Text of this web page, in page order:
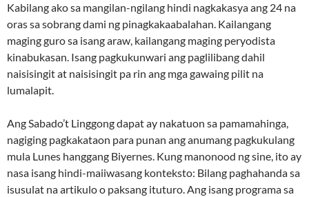
Kabilang ako sa mangilan-ngilang hindi nagkakasya ang 24 na
oras sa sobrang dami ng pinagkakaabalahan. Kailangang
maging guro sa isang araw, kailangang maging peryodista
kinabukasan. Isang pagkukunwari ang paglilibang dahil
naisisingit at naisisingit pa rin ang mga gawaing pilit na
lumalapit.
Ang Sabado’t Linggong dapat ay nakatuon sa pamamahinga,
nagiging pagkakataon para punan ang anumang pagkukulang
mula Lunes hanggang Biyernes. Kung manonood ng sine, ito ay
nasa isang hindi-maiiwasang konteksto: Bilang paghahanda sa
isusulat na artikulo o paksang ituturo. Ang isang programa sa